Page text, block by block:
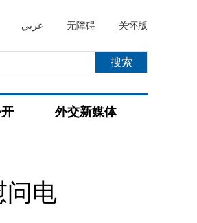
عربي 无障碍 关怀版
外交新媒体
问电